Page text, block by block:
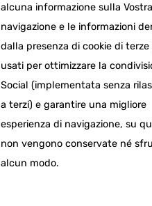
alcuna informazione sulla Vostra
navigazione e le informazioni
dalla presenza di cookie di terze
usati per ottimizzare la
Social (implementata senza
a terzi) e garantire una migliore
esperienza di navigazione, su
non vengono conservate né
alcun modo.